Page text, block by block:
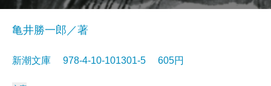
亀井勝一郎／著
新潮文庫 978-4-10-101301-5 605円